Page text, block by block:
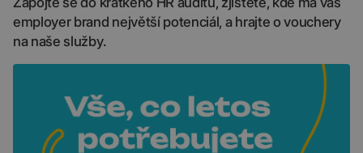
employer brand největší potenciál, a hrajte o vouchery
na naše služby.